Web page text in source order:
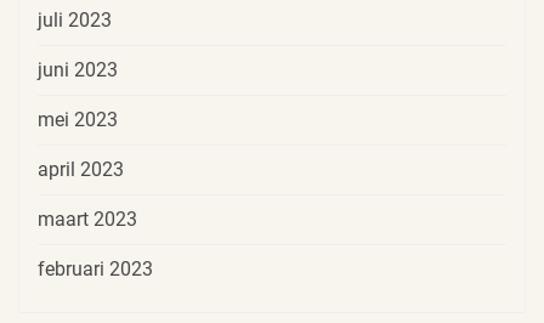
juli 2023
juni 2023
mei 2023
april 2023
maart 2023
februari 2023